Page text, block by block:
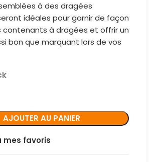
à des dragées
idéales pour garnir de façon
contenants à dragées et offrir un
bon que marquant lors de vos
AJOUTER AU PANIER
mes favoris